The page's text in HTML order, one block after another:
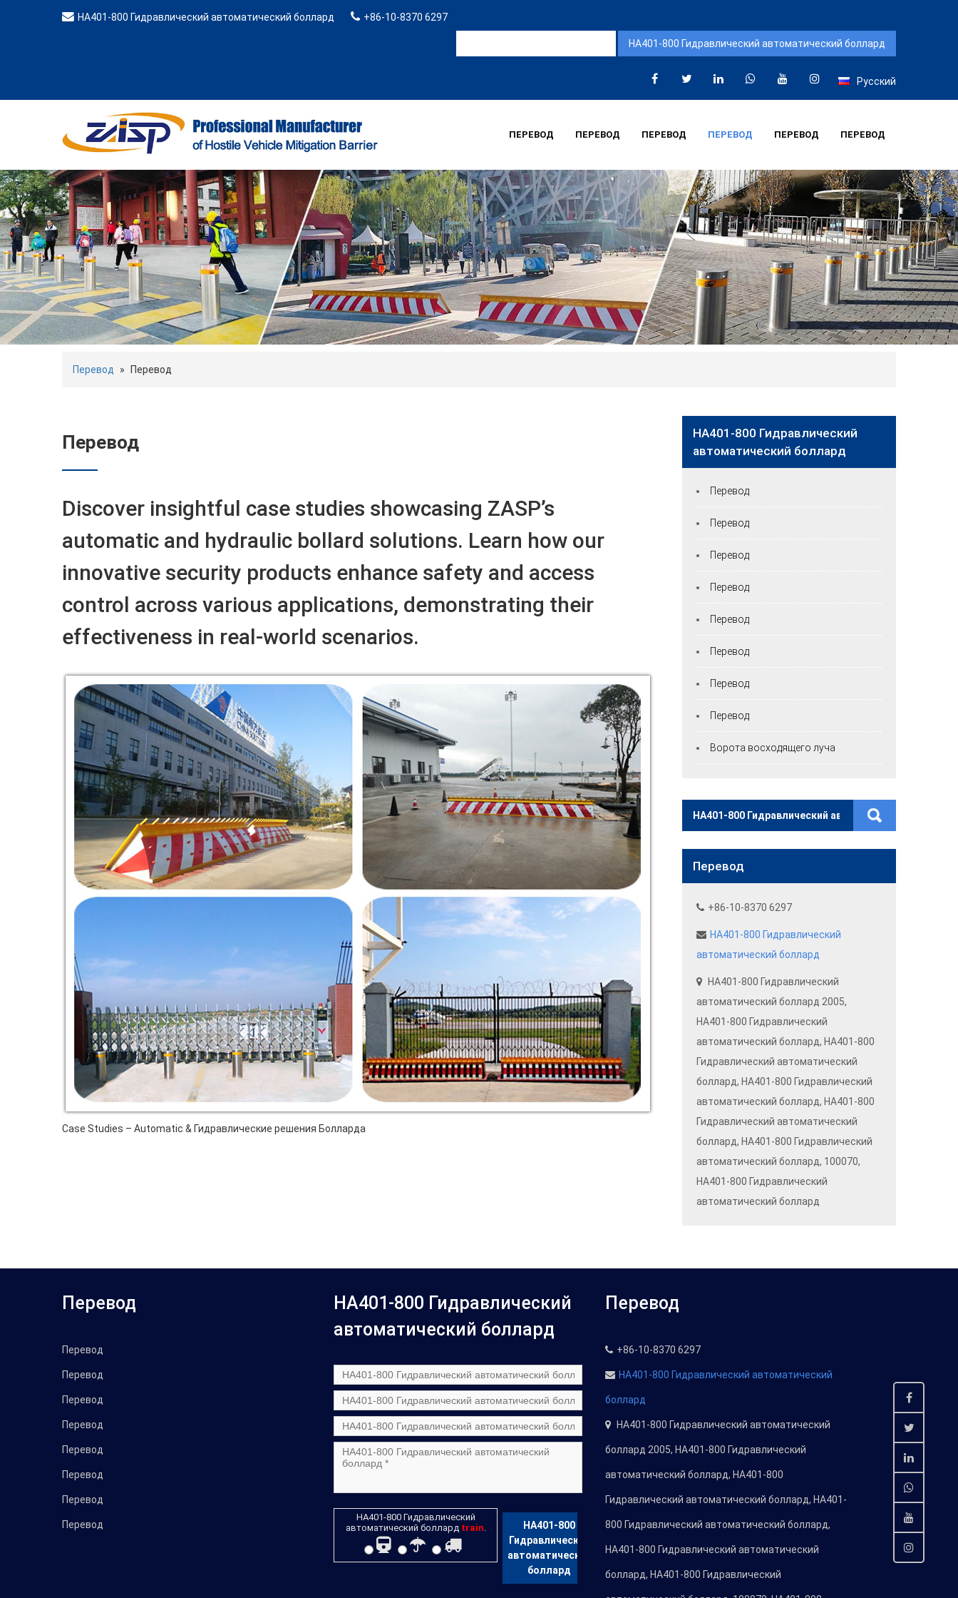
HA401-800 Гидравлический автоматический боллард +86-10-8370 6297
Русский
ПЕРЕВОД ПЕРЕВОД ПЕРЕВОД ПЕРЕВОД ПЕРЕВОД ПЕРЕВОД
Перевод » Перевод
Перевод
Discover insightful case studies showcasing ZASP’s
automatic and hydraulic bollard solutions. Learn how our
innovative security products enhance safety and access
control across various applications, demonstrating their
effectiveness in real-world scenarios.
Case Studies – Automatic & Гидравлические решения Болларда
HA401-800 Гидравлический
автоматический боллард
Перевод
Перевод
Перевод
Перевод
Перевод
Перевод
Перевод
Перевод
Ворота восходящего луча
Перевод
+86-10-8370 6297
HA401-800 Гидравлический
автоматический боллард
HA401-800 Гидравлический
автоматический боллард 2005,
HA401-800 Гидравлический
автоматический боллард, HA401-800
Гидравлический автоматический
боллард, HA401-800 Гидравлический
автоматический боллард, HA401-800
Гидравлический автоматический
боллард, HA401-800 Гидравлический
автоматический боллард, 100070,
HA401-800 Гидравлический
автоматический боллард
Перевод
Перевод
Перевод
Перевод
Перевод
Перевод
Перевод
Перевод
Перевод
HA401-800 Гидравлический
автоматический боллард
HA401-800 Гидравлический
автоматический боллард train
HA401-800
Гидравлический
автоматический
боллард
Перевод
+86-10-8370 6297
HA401-800 Гидравлический автоматический
боллард
HA401-800 Гидравлический автоматический
боллард 2005, HA401-800 Гидравлический
автоматический боллард, HA401-800
Гидравлический автоматический боллард, HA401-
800 Гидравлический автоматический боллард,
HA401-800 Гидравлический автоматический
боллард, HA401-800 Гидравлический